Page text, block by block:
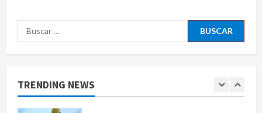
Buscar:
TRENDING NEWS
1
Se registran 43 mil 619 aspirantes
para el examen de ingreso a la